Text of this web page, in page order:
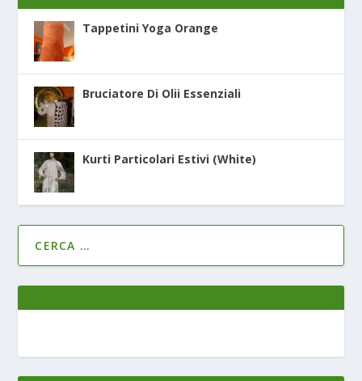
Tappetini Yoga Orange
Bruciatore Di Olii Essenziali
Kurti Particolari Estivi (White)